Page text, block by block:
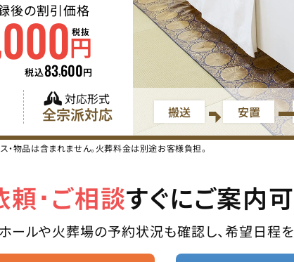
後の割引価格
000円
税抜
税込83,600円
対応形式
全宗派対応 搬送 安置
物品は含まれません。火葬料金は別途お客様負担。
頼･ご相談すぐにご案内
ールや火葬場の予約状況も確認し、希望日程